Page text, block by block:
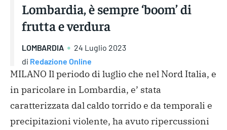
Lombardia, è sempre ‘boom’ di
frutta e verdura
LOMBARDIA
24 Luglio 2023
di Redazione Online
MILANO Il periodo di luglio che nel Nord Italia, e
in paricolare in Lombardia, e’ stata
caratterizzata dal caldo torrido e da temporali e
precipitazioni violente, ha avuto ripercussioni